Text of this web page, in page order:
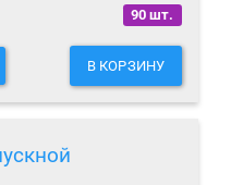
90 шт.
В КОРЗИНУ